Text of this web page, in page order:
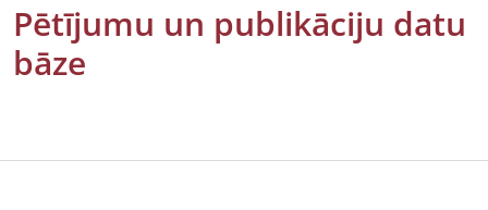
Pētījumu un publikāciju datu
bāze